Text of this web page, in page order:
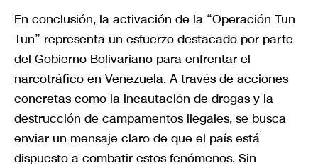
En conclusión, la activación de la “Operación Tun
Tun” representa un esfuerzo destacado por parte
del Gobierno Bolivariano para enfrentar el
narcotráfico en Venezuela. A través de acciones
concretas como la incautación de drogas y la
destrucción de campamentos ilegales, se busca
enviar un mensaje claro de que el país está
dispuesto a combatir estos fenómenos. Sin